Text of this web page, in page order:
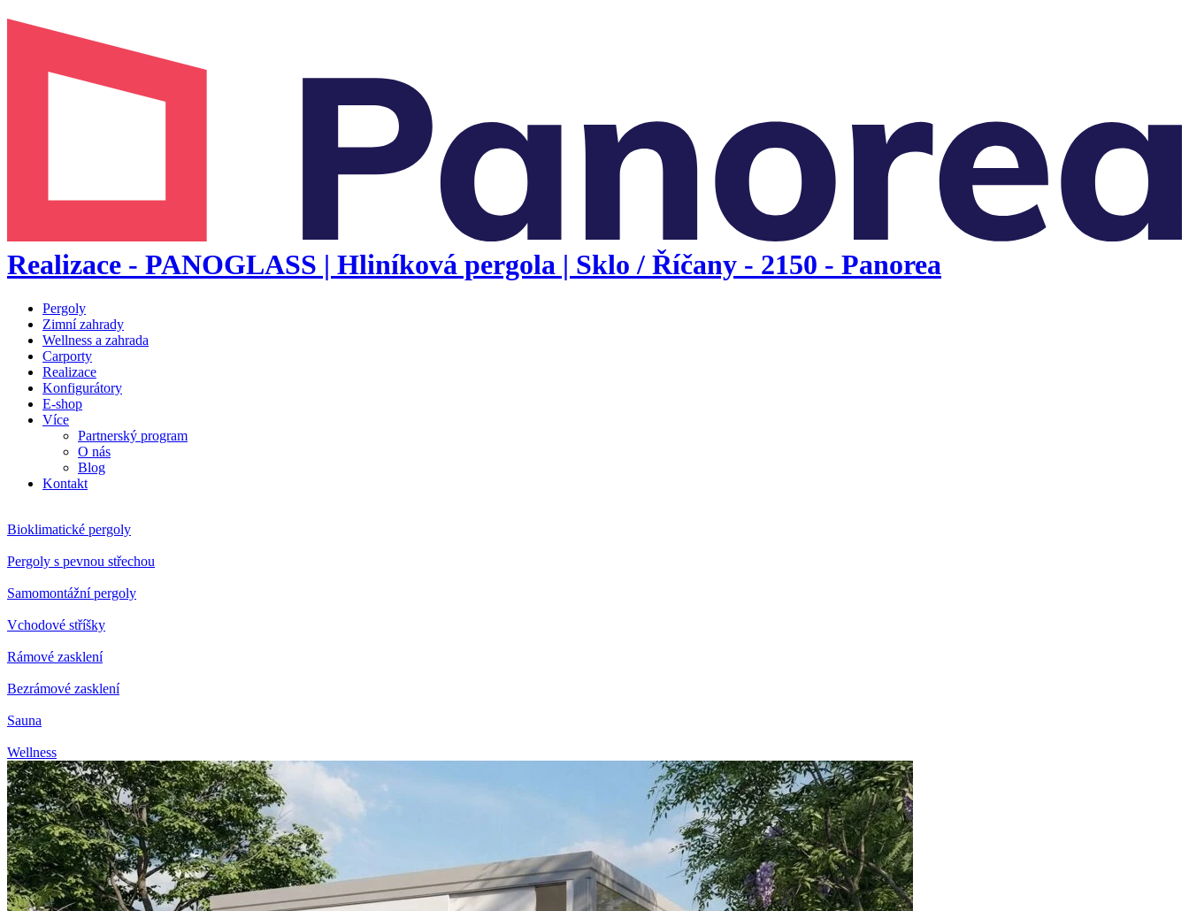
Realizace - PANOGLASS | Hliníková pergola | Sklo / Říčany - 2150 - Panorea
Pergoly
Zimní zahrady
Wellness a zahrada
Carporty
Realizace
Konfigurátory
E-shop
Více
Partnerský program
O nás
Blog
Kontakt
Bioklimatické pergoly
Pergoly s pevnou střechou
Samomontážní pergoly
Vchodové stříšky
Rámové zasklení
Bezrámové zasklení
Sauna
Wellness